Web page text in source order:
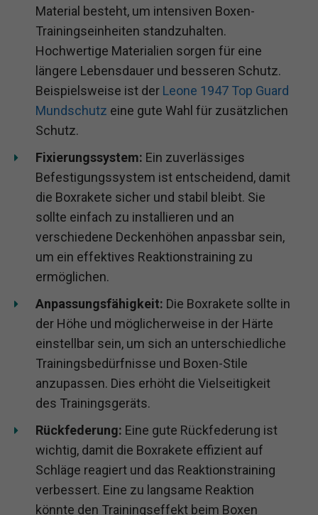
Material besteht, um intensiven Boxen-
Trainingseinheiten standzuhalten.
Hochwertige Materialien sorgen für eine
längere Lebensdauer und besseren Schutz.
Beispielsweise ist der Leone 1947 Top Guard
Mundschutz eine gute Wahl für zusätzlichen
Schutz.
Fixierungssystem: Ein zuverlässiges
Befestigungssystem ist entscheidend, damit
die Boxrakete sicher und stabil bleibt. Sie
sollte einfach zu installieren und an
verschiedene Deckenhöhen anpassbar sein,
um ein effektives Reaktionstraining zu
ermöglichen.
Anpassungsfähigkeit: Die Boxrakete sollte in
der Höhe und möglicherweise in der Härte
einstellbar sein, um sich an unterschiedliche
Trainingsbedürfnisse und Boxen-Stile
anzupassen. Dies erhöht die Vielseitigkeit
des Trainingsgeräts.
Rückfederung: Eine gute Rückfederung ist
wichtig, damit die Boxrakete effizient auf
Schläge reagiert und das Reaktionstraining
verbessert. Eine zu langsame Reaktion
könnte den Trainingseffekt beim Boxen